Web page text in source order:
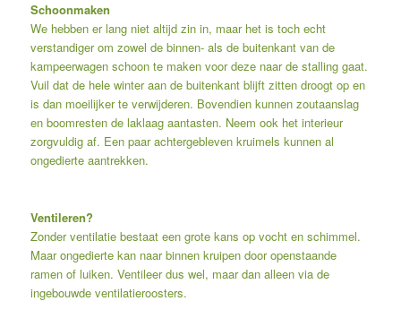
Schoonmaken
We hebben er lang niet altijd zin in, maar het is toch echt
verstandiger om zowel de binnen- als de buitenkant van de
kampeerwagen schoon te maken voor deze naar de stalling gaat.
Vuil dat de hele winter aan de buitenkant blijft zitten droogt op en
is dan moeilijker te verwijderen. Bovendien kunnen zoutaanslag
en boomresten de laklaag aantasten. Neem ook het interieur
zorgvuldig af. Een paar achtergebleven kruimels kunnen al
ongedierte aantrekken.
Ventileren?
Zonder ventilatie bestaat een grote kans op vocht en schimmel.
Maar ongedierte kan naar binnen kruipen door openstaande
ramen of luiken. Ventileer dus wel, maar dan alleen via de
ingebouwde ventilatieroosters.